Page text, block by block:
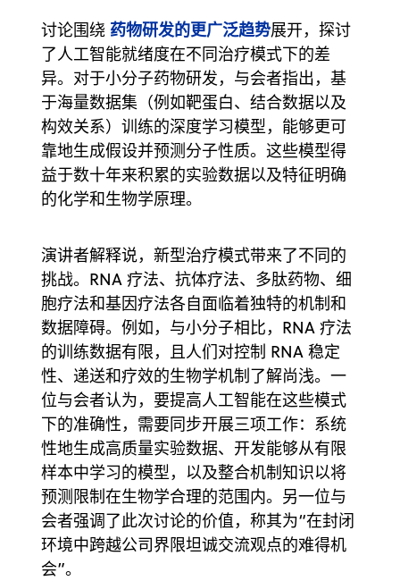
讨论围绕 药物研发的更广泛趋势展开，探讨
了人工智能就绪度在不同治疗模式下的差
异。对于小分子药物研发，与会者指出，基
于海量数据集（例如靶蛋白、结合数据以及
构效关系）训练的深度学习模型，能够更可
靠地生成假设并预测分子性质。这些模型得
益于数十年来积累的实验数据以及特征明确
的化学和生物学原理。
演讲者解释说，新型治疗模式带来了不同的
挑战。RNA 疗法、抗体疗法、多肽药物、细
胞疗法和基因疗法各自面临着独特的机制和
数据障碍。例如，与小分子相比，RNA 疗法
的训练数据有限，且人们对控制 RNA 稳定
性、递送和疗效的生物学机制了解尚浅。一
位与会者认为，要提高人工智能在这些模式
下的准确性，需要同步开展三项工作：系统
性地生成高质量实验数据、开发能够从有限
样本中学习的模型，以及整合机制知识以将
预测限制在生物学合理的范围内。另一位与
会者强调了此次讨论的价值，称其为“在封闭
环境中跨越公司界限坦诚交流观点的难得机
会”。